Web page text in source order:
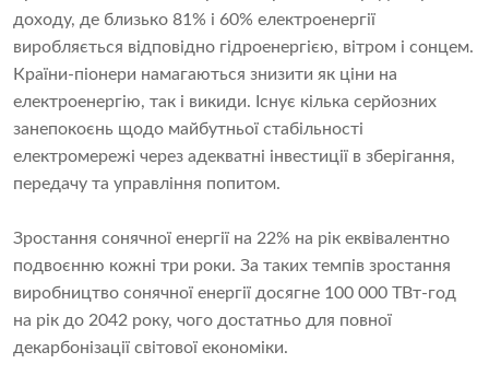
доходу, де близько 81% і 60% електроенергії
виробляється відповідно гідроенергією, вітром і сонцем.
Країни-піонери намагаються знизити як ціни на
електроенергію, так і викиди. Існує кілька серйозних
занепокоєнь щодо майбутньої стабільності
електромережі через адекватні інвестиції в зберігання,
передачу та управління попитом.
Зростання сонячної енергії на 22% на рік еквівалентно
подвоєнню кожні три роки. За таких темпів зростання
виробництво сонячної енергії досягне 100 000 ТВт-год
на рік до 2042 року, чого достатньо для повної
декарбонізації світової економіки.